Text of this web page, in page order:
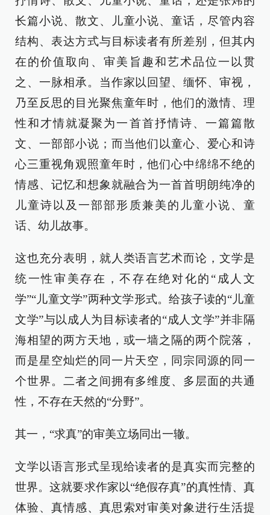
长篇小说、散文、儿童小说、童话，尽管内容
结构、表达方式与目标读者有所差别，但其内
在的价值取向、审美旨趣和艺术品位一以贯
之、一脉相承。当作家以回望、缅怀、审视，
乃至反思的目光聚焦童年时，他们的激情、理
性和才情就凝聚为一首首抒情诗、一篇篇散
文、一部部小说；而当他们以童心、爱心和诗
心三重视角观照童年时，他们心中绵绵不绝的
情感、记忆和想象就融合为一首首明朗纯净的
儿童诗以及一部部形质兼美的儿童小说、童
话、幼儿故事。
这也充分表明，就人类语言艺术而论，文学是
统一性审美存在，不存在绝对化的“成人文
学”“儿童文学”两种文学形式。给孩子读的“儿童
文学”与以成人为目标读者的“成人文学”并非隔
海相望的两方天地，或一墙之隔的两个院落，
而是星空灿烂的同一片天空，同宗同源的同一
个世界。二者之间拥有多维度、多层面的共通
性，不存在天然的“分野”。
其一，“求真”的审美立场同出一辙。
文学以语言形式呈现给读者的是真实而完整的
世界。这就要求作家以“绝假存真”的真性情、真
体验、真情感、真思索对审美对象进行生活提